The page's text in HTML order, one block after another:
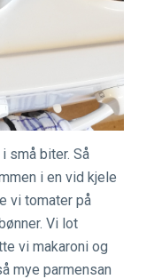
små biter. Så
i en vid kjele
vi tomater på
Vi lot
vi makaroni og
mye parmensan